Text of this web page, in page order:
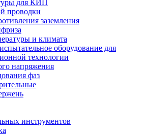
для КИП
проводки
заземления
и климата
оборудование для
технологии
напряжения
фаз
инструментов